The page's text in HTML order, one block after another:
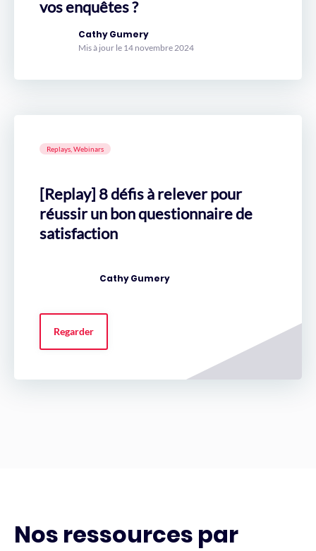
vos enquêtes ?
Cathy Gumery
Mis à jour le 14 novembre 2024
Replays, Webinars
[Replay] 8 défis à relever pour
réussir un bon questionnaire de
satisfaction
Cathy Gumery
Regarder
Nos ressources par